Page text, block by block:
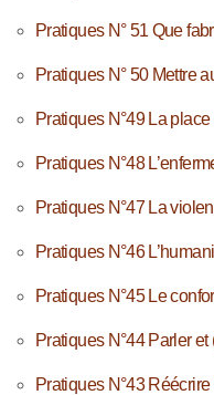
Pratiques N° 51 Que
Pratiques N° 50 Mettre
Pratiques N°49 La
Pratiques N°48
Pratiques N°47 La
Pratiques N°46
Pratiques N°45 Le
Pratiques N°44 Parler et
Pratiques N°43